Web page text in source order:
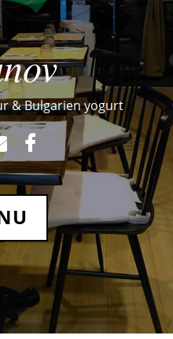
& Bulgarien yogurt
FACEBOOK.COM